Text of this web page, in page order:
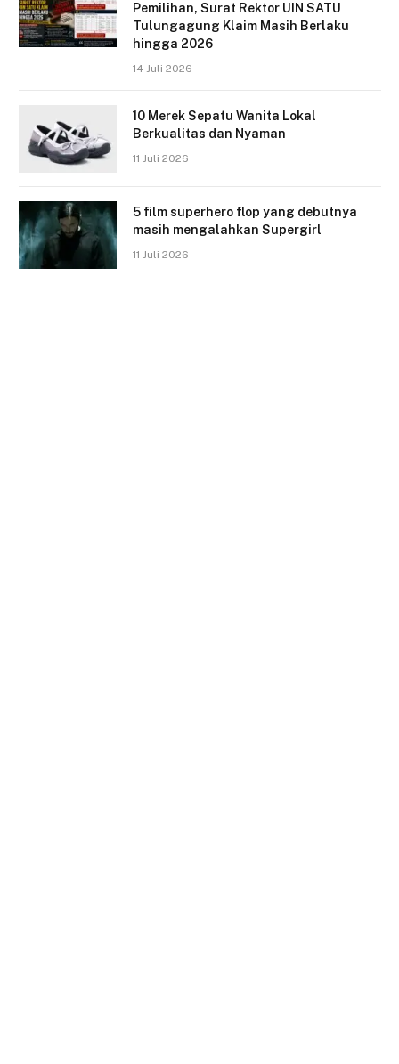
Pemilihan, Surat Rektor UIN SATU
Tulungagung Klaim Masih Berlaku
hingga 2026
14 Juli 2026
10 Merek Sepatu Wanita Lokal
Berkualitas dan Nyaman
11 Juli 2026
5 film superhero flop yang debutnya
masih mengalahkan Supergirl
11 Juli 2026